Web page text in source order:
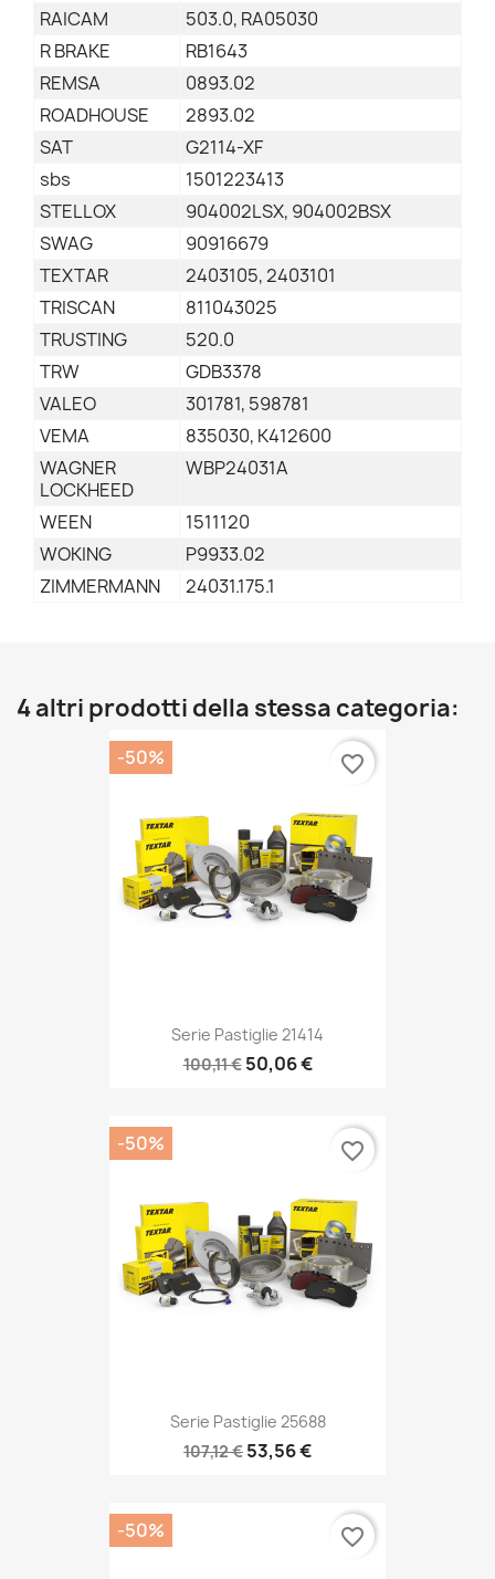
RAICAM
503.0, RA05030
R BRAKE
RB1643
REMSA
0893.02
ROADHOUSE
2893.02
SAT
G2114-XF
sbs
1501223413
STELLOX
904002LSX, 904002BSX
SWAG
90916679
TEXTAR
2403105, 2403101
TRISCAN
811043025
TRUSTING
520.0
TRW
GDB3378
VALEO
301781, 598781
VEMA
835030, K412600
WAGNER
LOCKHEED
WBP24031A
WEEN
1511120
WOKING
P9933.02
ZIMMERMANN
24031.175.1
4 altri prodotti della stessa categoria:
Serie Pastiglie 21414
100,11 € 50,06 €
-50% favorite_border
Serie Pastiglie 25688
107,12 € 53,56 €
-50% favorite_border
-50% favorite_border